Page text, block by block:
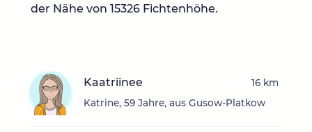
der Nähe von 15326 Fichtenhöhe.
Kaatriinee
Katrine, 59 Jahre, aus Gusow-Platkow
16 km